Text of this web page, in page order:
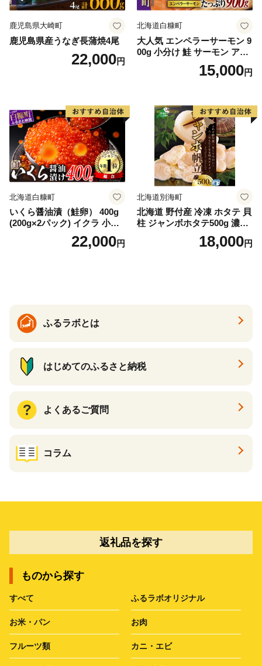
鹿児島県大崎町
鹿児島県産うなぎ長蒲焼4尾
22,000円
北海道白糠町
大人気 エンペラーサーモン 9
00g 小分け 鮭 サーモン アト
ランティックサーモン 水産
庁長官賞 受賞 さけ シャケ し
満足 美味しい 贈答 生食用 刺
身 お刺身 刺し身 魚介類 海鮮
冷凍 厚切り 薄切り ふるさと
納税 ふるさとチョイス チョ
イス 北海道 白糠町
15,000円
北海道白糠町
いくら醤油漬（鮭卵） 400g
(200g×2パック) イクラ 小分
け いくら醤油漬 鮭いくら い
くら醤油漬け 鮭 鮭卵 ikura
22,000円
北海道別海町
北海道 野付産 冷凍 ホタテ 貝
柱 ジャンボホタテ500g 濃厚
な旨味と甘み （ほたて ホタ
テ 帆立 貝柱 ホタテ貝柱 大玉
18,000円
ふるラボとは
はじめてのふるさと納税
よくあるご質問
コラム
返礼品を探す
ものから探す
すべて ふるラボオリジナル
お米・パン お肉
フルーツ類 カニ・エビ